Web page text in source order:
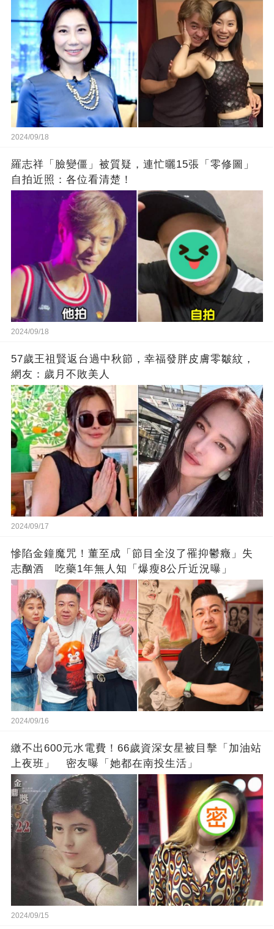
2024/09/18
羅志祥「臉變僵」被質疑，連忙曬15張「零修圖」
自拍近照：各位看清楚！
2024/09/18
57歲王祖賢返台過中秋節，幸福發胖皮膚零皺紋，
網友：歲月不敗美人
2024/09/17
慘陷金鐘魔咒！董至成「節目全沒了罹抑鬱癥」失
志酗酒 吃藥1年無人知「爆瘦8公斤近況曝」
2024/09/16
繳不出600元水電費！66歲資深女星被目擊「加油站
上夜班」 密友曝「她都在南投生活」
2024/09/15